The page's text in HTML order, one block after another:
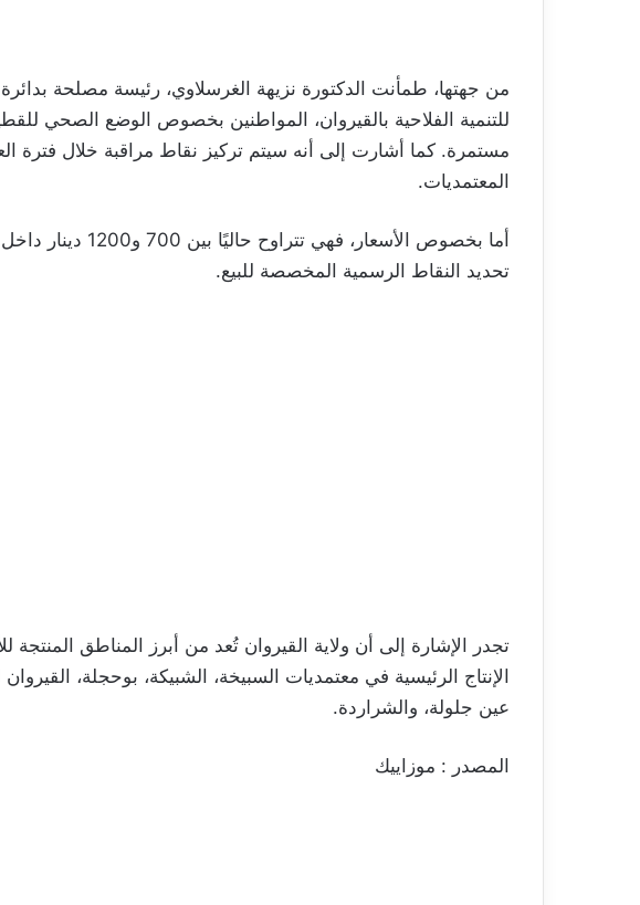
من جهتها، طمأنت الدكتورة نزيهة الغرسلاوي، رئيسة مصلحة بدائرة
للتنمية الفلاحية بالقيروان، المواطنين بخصوص الوضع الصحي
مستمرة. كما أشارت إلى أنه سيتم تركيز نقاط مراقبة خلال فترة
المعتمديات.
أما بخصوص الأسعار،
تحديد النقاط الرسمية المخصصة للبيع.
تجدر الإشارة إلى أن ولاية القيروان تُعد من أبرز المناطق
الإنتاج الرئيسية في معتمديات السبيخة، الشبيكة، بوحجلة،
عين جلولة، والشراردة.
المصدر : موزاييك